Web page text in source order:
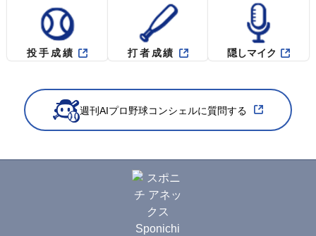
投手成績 打者成績 隠しマイク
週刊AIプロ野球コンシェルに質問する